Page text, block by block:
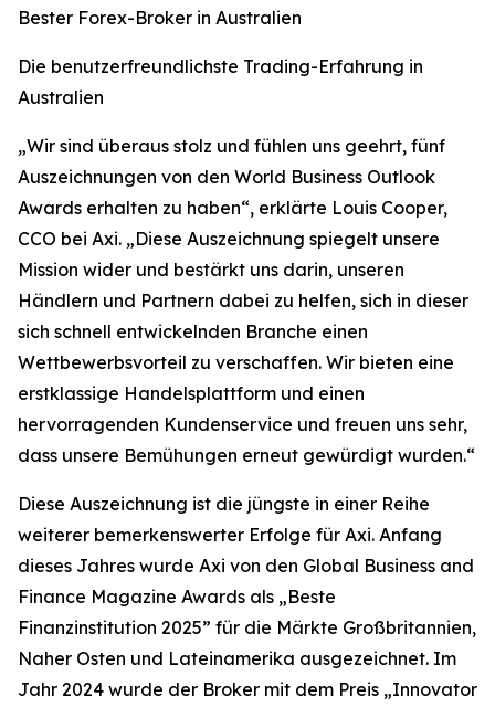
Bester Forex-Broker in Australien
Die benutzerfreundlichste Trading-Erfahrung in
Australien
„Wir sind überaus stolz und fühlen uns geehrt, fünf
Auszeichnungen von den World Business Outlook
Awards erhalten zu haben“, erklärte Louis Cooper,
CCO bei Axi. „Diese Auszeichnung spiegelt unsere
Mission wider und bestärkt uns darin, unseren
Händlern und Partnern dabei zu helfen, sich in dieser
sich schnell entwickelnden Branche einen
Wettbewerbsvorteil zu verschaffen. Wir bieten eine
erstklassige Handelsplattform und einen
hervorragenden Kundenservice und freuen uns sehr,
dass unsere Bemühungen erneut gewürdigt wurden.“
Diese Auszeichnung ist die jüngste in einer Reihe
weiterer bemerkenswerter Erfolge für Axi. Anfang
dieses Jahres wurde Axi von den Global Business and
Finance Magazine Awards als „Beste
Finanzinstitution 2025” für die Märkte Großbritannien,
Naher Osten und Lateinamerika ausgezeichnet. Im
Jahr 2024 wurde der Broker mit dem Preis „Innovator